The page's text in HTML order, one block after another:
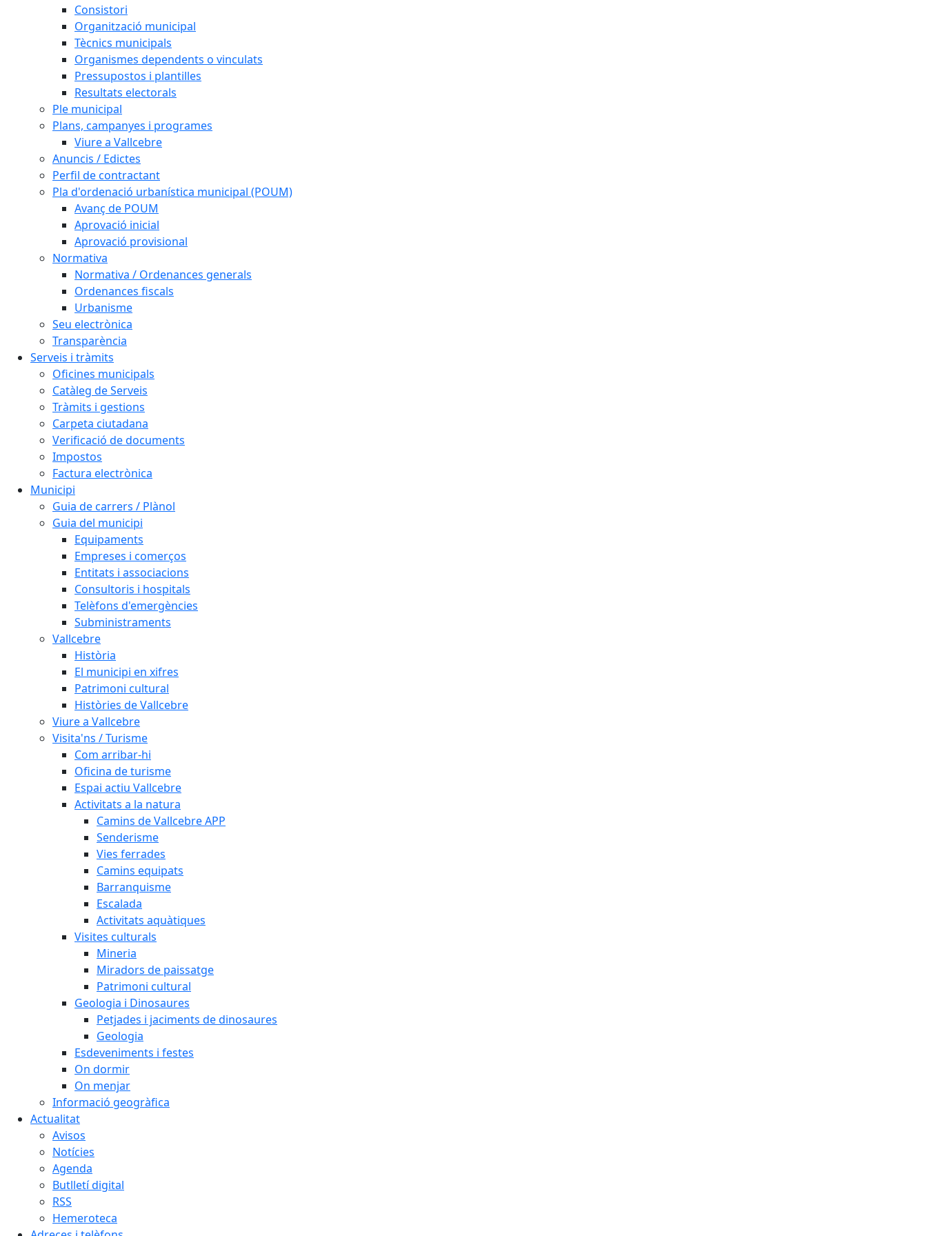
Consistori
Organització municipal
Tècnics municipals
Organismes dependents o vinculats
Pressupostos i plantilles
Resultats electorals
Ple municipal
Plans, campanyes i programes
Viure a Vallcebre
Anuncis / Edictes
Perfil de contractant
Pla d'ordenació urbanística municipal (POUM)
Avanç de POUM
Aprovació inicial
Aprovació provisional
Normativa
Normativa / Ordenances generals
Ordenances fiscals
Urbanisme
Seu electrònica
Transparència
Serveis i tràmits
Oficines municipals
Catàleg de Serveis
Tràmits i gestions
Carpeta ciutadana
Verificació de documents
Impostos
Factura electrònica
Municipi
Guia de carrers / Plànol
Guia del municipi
Equipaments
Empreses i comerços
Entitats i associacions
Consultoris i hospitals
Telèfons d'emergències
Subministraments
Vallcebre
Història
El municipi en xifres
Patrimoni cultural
Històries de Vallcebre
Viure a Vallcebre
Visita'ns / Turisme
Com arribar-hi
Oficina de turisme
Espai actiu Vallcebre
Activitats a la natura
Camins de Vallcebre APP
Senderisme
Vies ferrades
Camins equipats
Barranquisme
Escalada
Activitats aquàtiques
Visites culturals
Mineria
Miradors de paissatge
Patrimoni cultural
Geologia i Dinosaures
Petjades i jaciments de dinosaures
Geologia
Esdeveniments i festes
On dormir
On menjar
Informació geogràfica
Actualitat
Avisos
Notícies
Agenda
Butlletí digital
RSS
Hemeroteca